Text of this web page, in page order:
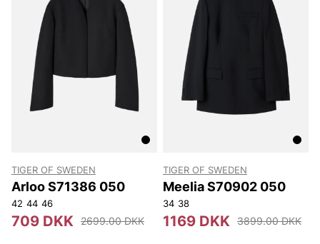
TIGER OF SWEDEN
Arloo S71386 050
42 44 46
709 DKK 2699.00 DKK
TIGER OF SWEDEN
Meelia S70902 050
34 38
1169 DKK 3899.00 DKK